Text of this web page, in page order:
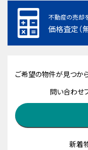
不動産の売却
価格査定（
ご希望の物件が見つから
問い合わせ
新着